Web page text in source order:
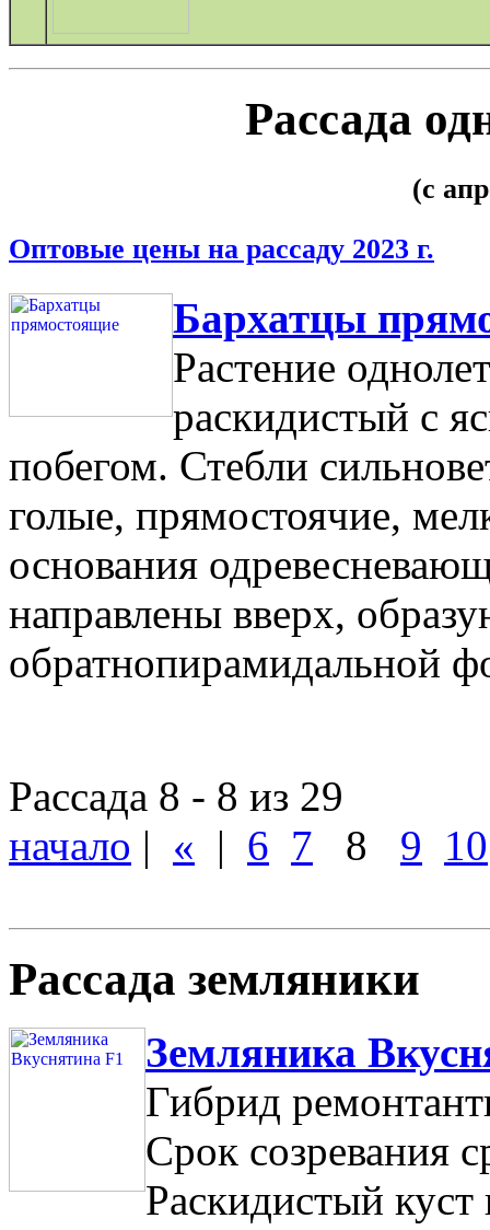
Рассада
(с
Оптовые цены на рассаду 2023 г.
Бархатцы
Растение
раскидистый с
побегом. Стебли
голые, прямостоячие,
основания
направлены вверх,
обратнопирамидальной
Рассада 8 - 8 из 29
начало | « | 6 7 8 9 10
Рассада земляники
Земляника
Гибрид
Срок созревания
Раскидистый